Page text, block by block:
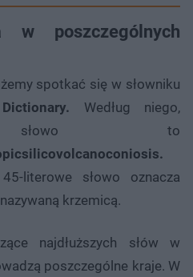
w poszczególnych
spotkać się w słowniku
Według niego,
słowo to
literowe słowo oznacza
krzemicą.
najdłuższych słów w
poszczególne kraje. W